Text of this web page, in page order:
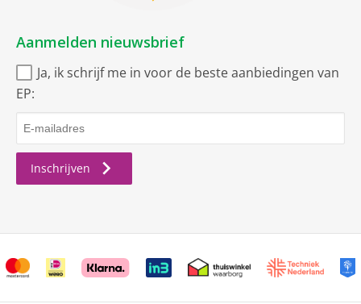
Aanmelden nieuwsbrief
Ja, ik schrijf me in voor de beste aanbiedingen van
EP:
Inschrijven